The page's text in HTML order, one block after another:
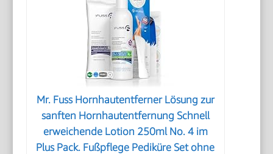
Mr. Fuss Hornhautentferner Lösung zur
sanften Hornhautentfernung Schnell
erweichende Lotion 250ml No. 4 im
Plus Pack. Fußpflege Pediküre Set ohne